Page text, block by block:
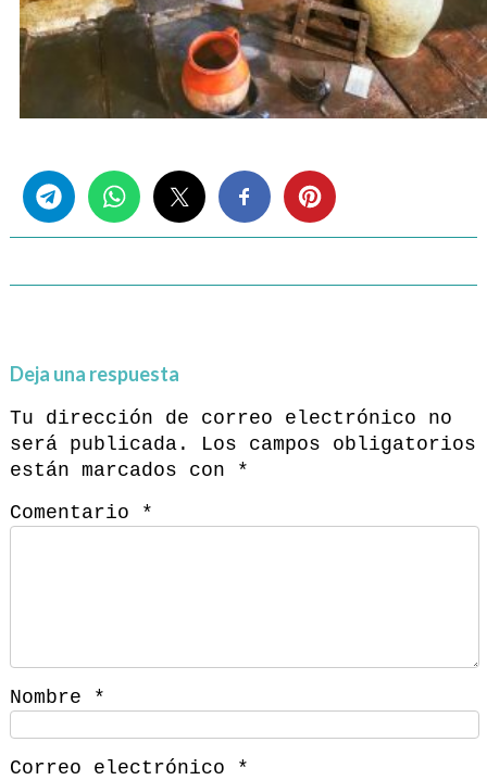
Deja una respuesta
Tu dirección de correo electrónico no
será publicada.
Los campos obligatorios
están marcados con
*
Comentario
*
Nombre *
Correo electrónico *